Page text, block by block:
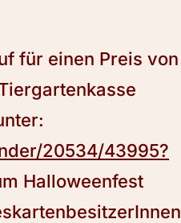
für einen Preis von
20534/43995?
Halloweenfest